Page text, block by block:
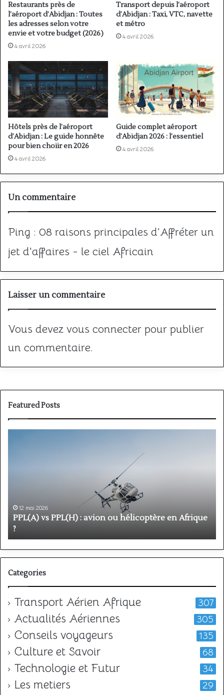
Restaurants près de
l’aéroport d’Abidjan : Toutes
les adresses selon votre
envie et votre budget (2026)
4 avril 2026
Transport depuis l’aéroport
d’Abidjan : Taxi, VTC, navette
et métro
4 avril 2026
Hôtels près de l’aéroport
d’Abidjan : Le guide honnête
pour bien choiir en 2026
4 avril 2026
Guide complet aéroport
d’Abidjan 2026 : l’essentiel
4 avril 2026
Un commentaire
Ping : 08 raisons principales d’Affréter un
jet d'affaires - le ciel Africain
Laisser un commentaire
Vous devez vous connecter pour publier
un commentaire.
Featured Posts
hélicoptère en Afrique
étapes,
prix
et
durée
pour
obtenir
licence
11 mai 2026
Formation PPL : étapes, prix
Categories
Transport Aérien Afrique 307
Actualités Aériennes 305
Conseils voyageurs 135
Culture et Savoir 68
Technologie et Futur 34
Les metiers 29